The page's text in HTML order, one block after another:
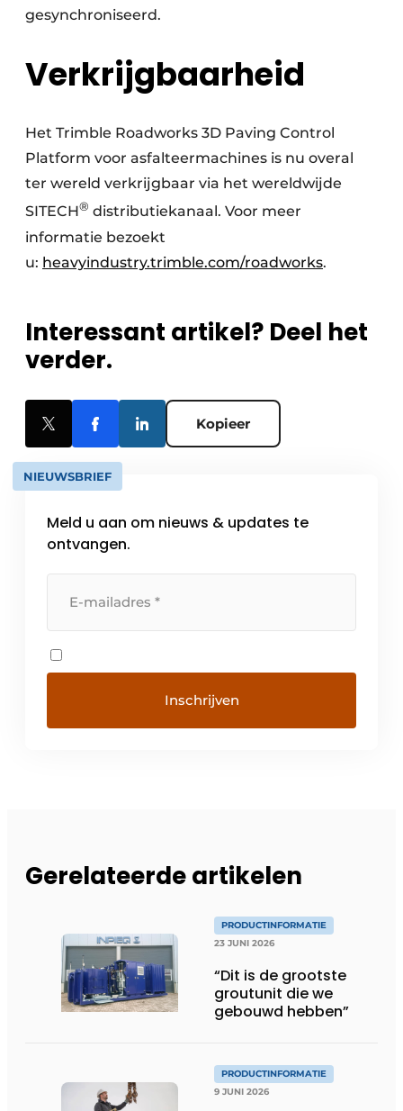
gesynchroniseerd.
Verkrijgbaarheid
Het Trimble Roadworks 3D Paving Control
Platform voor asfalteermachines is nu overal
ter wereld verkrijgbaar via het wereldwijde
SITECH® distributiekanaal. Voor meer
informatie bezoekt
u: heavyindustry.trimble.com/roadworks.
Interessant artikel? Deel het
verder.
Kopieer
NIEUWSBRIEF
Meld u aan om nieuws & updates te
ontvangen.
Gerelateerde artikelen
PRODUCTINFORMATIE
23 JUNI 2026
“Dit is de grootste
groutunit die we
gebouwd hebben”
PRODUCTINFORMATIE
9 JUNI 2026